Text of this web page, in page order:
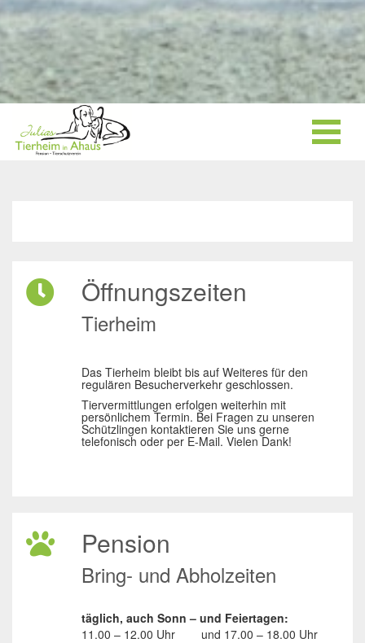
Öffnungszeiten
Tierheim
Das Tierheim bleibt bis auf Weiteres für den
regulären Besucherverkehr geschlossen.
Tiervermittlungen erfolgen weiterhin mit
persönlichem Termin. Bei Fragen zu unseren
Schützlingen kontaktieren Sie uns gerne
telefonisch oder per E-Mail. Vielen Dank!
Pension
Bring- und Abholzeiten
täglich, auch Sonn – und Feiertagen:
11.00 – 12.00 Uhr
und 17.00 – 18.00 Uhr